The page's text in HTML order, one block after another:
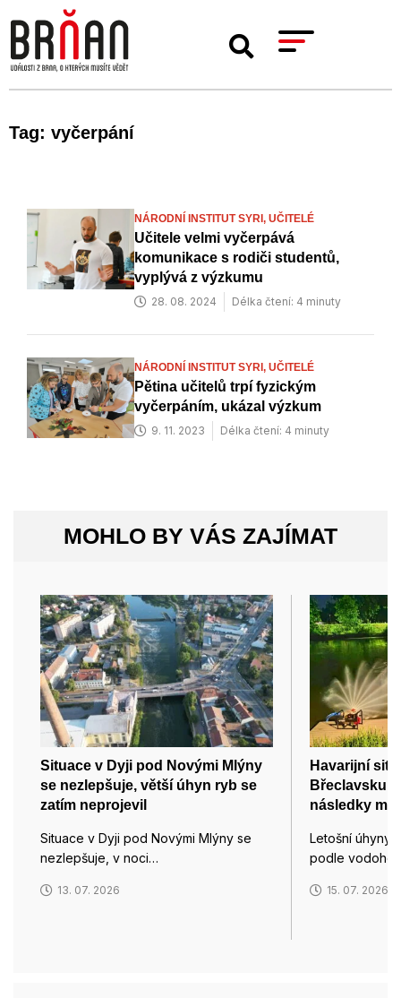
Tag: vyčerpání
NÁRODNÍ INSTITUT SYRI, UČITELÉ
Učitele velmi vyčerpává
komunikace s rodiči studentů,
vyplývá z výzkumu
28. 08. 2024 Délka čtení: 4 minuty
NÁRODNÍ INSTITUT SYRI, UČITELÉ
Pětina učitelů trpí fyzickým
vyčerpáním, ukázal výzkum
9. 11. 2023 Délka čtení: 4 minuty
MOHLO BY VÁS ZAJÍMAT
Situace v Dyji pod Novými Mlýny
se nezlepšuje, větší úhyn ryb se
zatím neprojevil
Situace v Dyji pod Novými Mlýny se
nezlepšuje, v noci…
13. 07. 2026
Havarijní
Břeclavsku:
následky
Letošní úhyny
podle
15. 07. 2026